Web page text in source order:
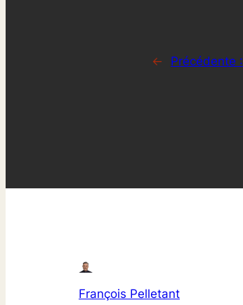
← Précédente :
François Pelletant